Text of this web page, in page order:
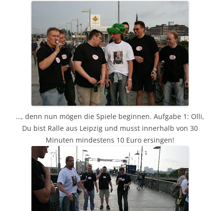
…, denn nun mögen die Spiele beginnen. Aufgabe 1: Olli,
Du bist Ralle aus Leipzig und musst innerhalb von 30
Minuten mindestens 10 Euro ersingen!